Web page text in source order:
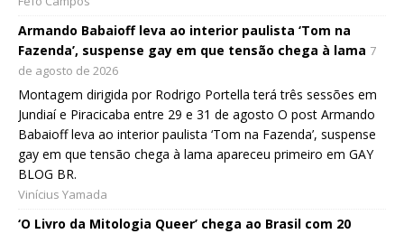
Armando Babaioff leva ao interior paulista ‘Tom na
Fazenda’, suspense gay em que tensão chega à lama 7
de agosto de 2026
Montagem dirigida por Rodrigo Portella terá três sessões em
Jundiaí e Piracicaba entre 29 e 31 de agosto O post Armando
Babaioff leva ao interior paulista ‘Tom na Fazenda’, suspense
gay em que tensão chega à lama apareceu primeiro em GAY
BLOG BR.
Vinícius Yamada
‘O Livro da Mitologia Queer’ chega ao Brasil com 20